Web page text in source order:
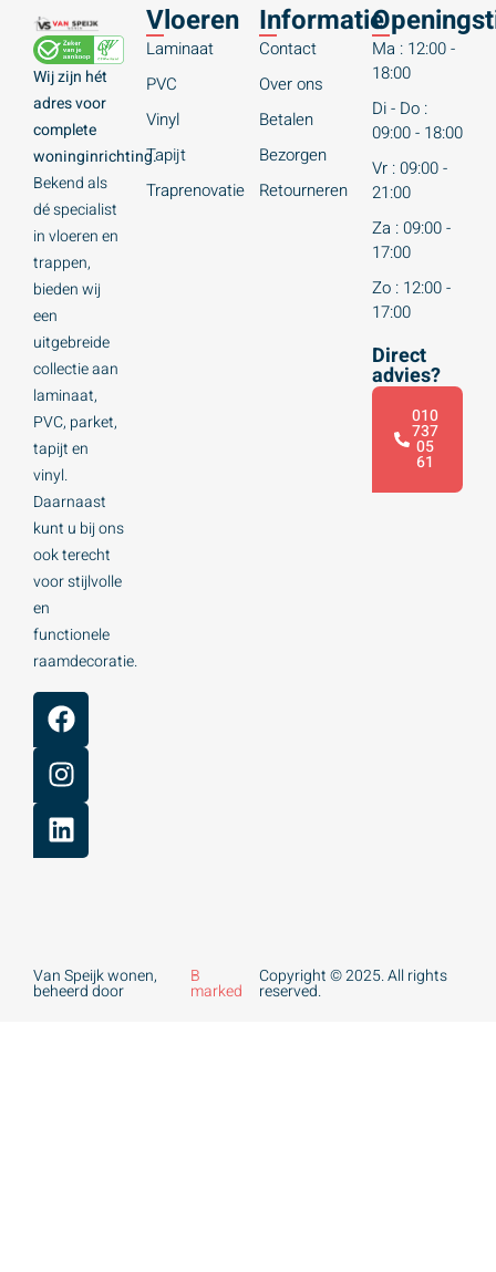
Wij zijn hét
adres voor
complete
woninginrichting.
Bekend als
dé specialist
in vloeren en
trappen,
bieden wij
een
uitgebreide
collectie aan
laminaat,
PVC, parket,
tapijt en
vinyl.
Daarnaast
kunt u bij ons
ook terecht
voor stijlvolle
en
functionele
raamdecoratie.
Vloeren
Laminaat
PVC
Vinyl
Tapijt
Traprenovatie
Informatie
Contact
Over ons
Betalen
Bezorgen
Retourneren
Ma : 12:00 -
18:00
Di - Do :
09:00 - 18:00
Vr : 09:00 -
21:00
Za : 09:00 -
17:00
Zo : 12:00 -
17:00
Direct
advies?
010
737
05
61
Van Speijk wonen,
beheerd door
B
marked
Copyright © 2025. All rights
reserved.